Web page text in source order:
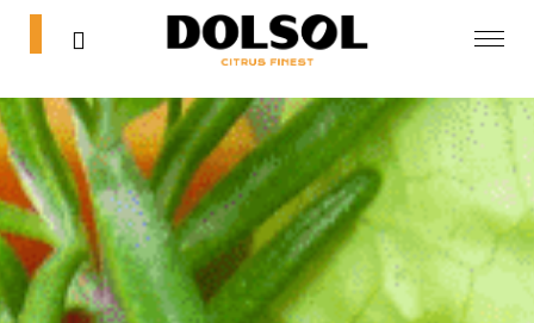
Inicio
Tienda
Blog
Contacta